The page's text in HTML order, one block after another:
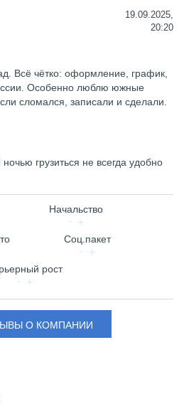
19.09.2025,
20:20
Всё чётко: оформление, график,
Особенно люблю южные
сломался, записали и сделали.
грузиться не всегда удобно
Начальство
Соц.пакет
рост
О КОМПАНИИ